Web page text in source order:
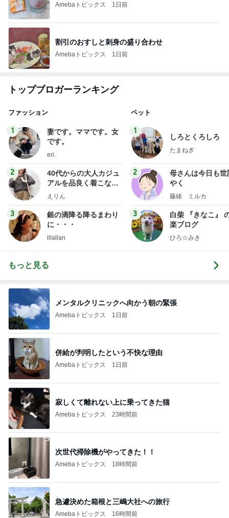
Amebaトピックス 1日前
割引のおすしと刺身の盛り合わせ
Amebaトピックス 1日前
トップブロガーランキング
ファッション
1
妻です。ママです。女
です。
eri.
2
40代からの大人カジュ
アルを品良く着こなす
ファッションブログ
えりん
3
銀の滴降る降るまわり
に・・・
illallan
ペット
1
しろとくろしろ
たまねぎ
2
母さんは今日も世
やく
藤緒 ミルカ
3
白柴 『きなこ』
楽ブログ
ひろ☆みき
もっと見る
メンタルクリニックへ向かう朝の緊張
Amebaトピックス 1日前
併給が判明したという不快な理由
Amebaトピックス 1日前
寂しくて離れない上に乗ってきた猫
Amebaトピックス 23時間前
次世代掃除機がやってきた！！
Amebaトピックス 18時間前
急遽決めた箱根と三嶋大社への旅行
Amebaトピックス 16時間前